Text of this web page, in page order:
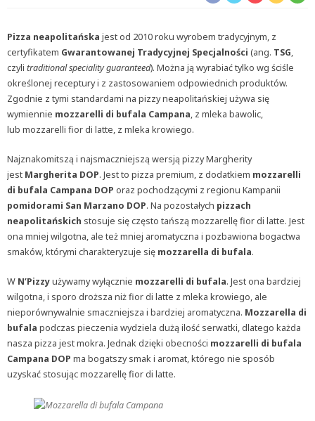
Pizza neapolitańska jest od 2010 roku wyrobem tradycyjnym, z
certyfikatem Gwarantowanej Tradycyjnej Specjalności (ang. TSG,
czyli traditional speciality guaranteed). Można ją wyrabiać tylko wg ściśle
określonej receptury i z zastosowaniem odpowiednich produktów.
Zgodnie z tymi standardami na pizzy neapolitańskiej używa się
wymiennie mozzarelli di bufala Campana, z mleka bawolic,
lub mozzarelli fior di latte, z mleka krowiego.
Najznakomitszą i najsmaczniejszą wersją pizzy Margherity
jest Margherita DOP. Jest to pizza premium, z dodatkiem mozzarelli
di bufala Campana DOP oraz pochodzącymi z regionu Kampanii
pomidorami San Marzano DOP. Na pozostałych pizzach
neapolitańskich stosuje się często tańszą mozzarellę fior di latte. Jest
ona mniej wilgotna, ale też mniej aromatyczna i pozbawiona bogactwa
smaków, którymi charakteryzuje się mozzarella di bufala.
W N’Pizzyużywamy wyłącznie mozzarelli di bufala. Jest ona bardziej
wilgotna, i sporo droższa niż fior di latte z mleka krowiego, ale
nieporównywalnie smaczniejsza i bardziej aromatyczna. Mozzarella di
bufala podczas pieczenia wydziela dużą ilość serwatki, dlatego każda
nasza pizza jest mokra. Jednak dzięki obecności mozzarelli di bufala
Campana DOP ma bogatszy smak i aromat, którego nie sposób
uzyskać stosując mozzarellę fior di latte.